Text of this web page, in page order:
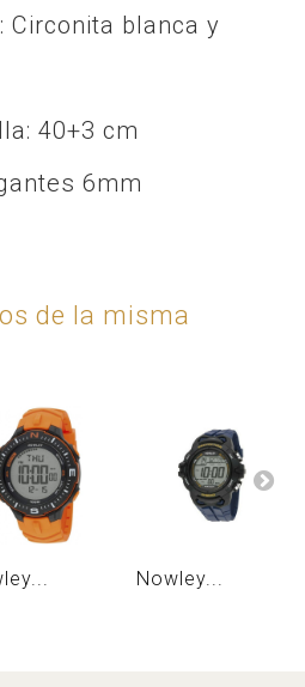
Circonita blanca y
40+3 cm
6mm
de la misma
Nowley...